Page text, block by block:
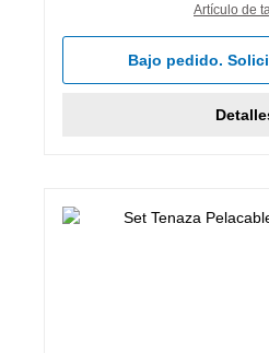
Artículo de
Bajo pedido.